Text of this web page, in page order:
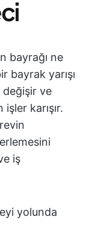
bayrağı ne
bayrak yarışı
ve
karışır.
iş
yolunda